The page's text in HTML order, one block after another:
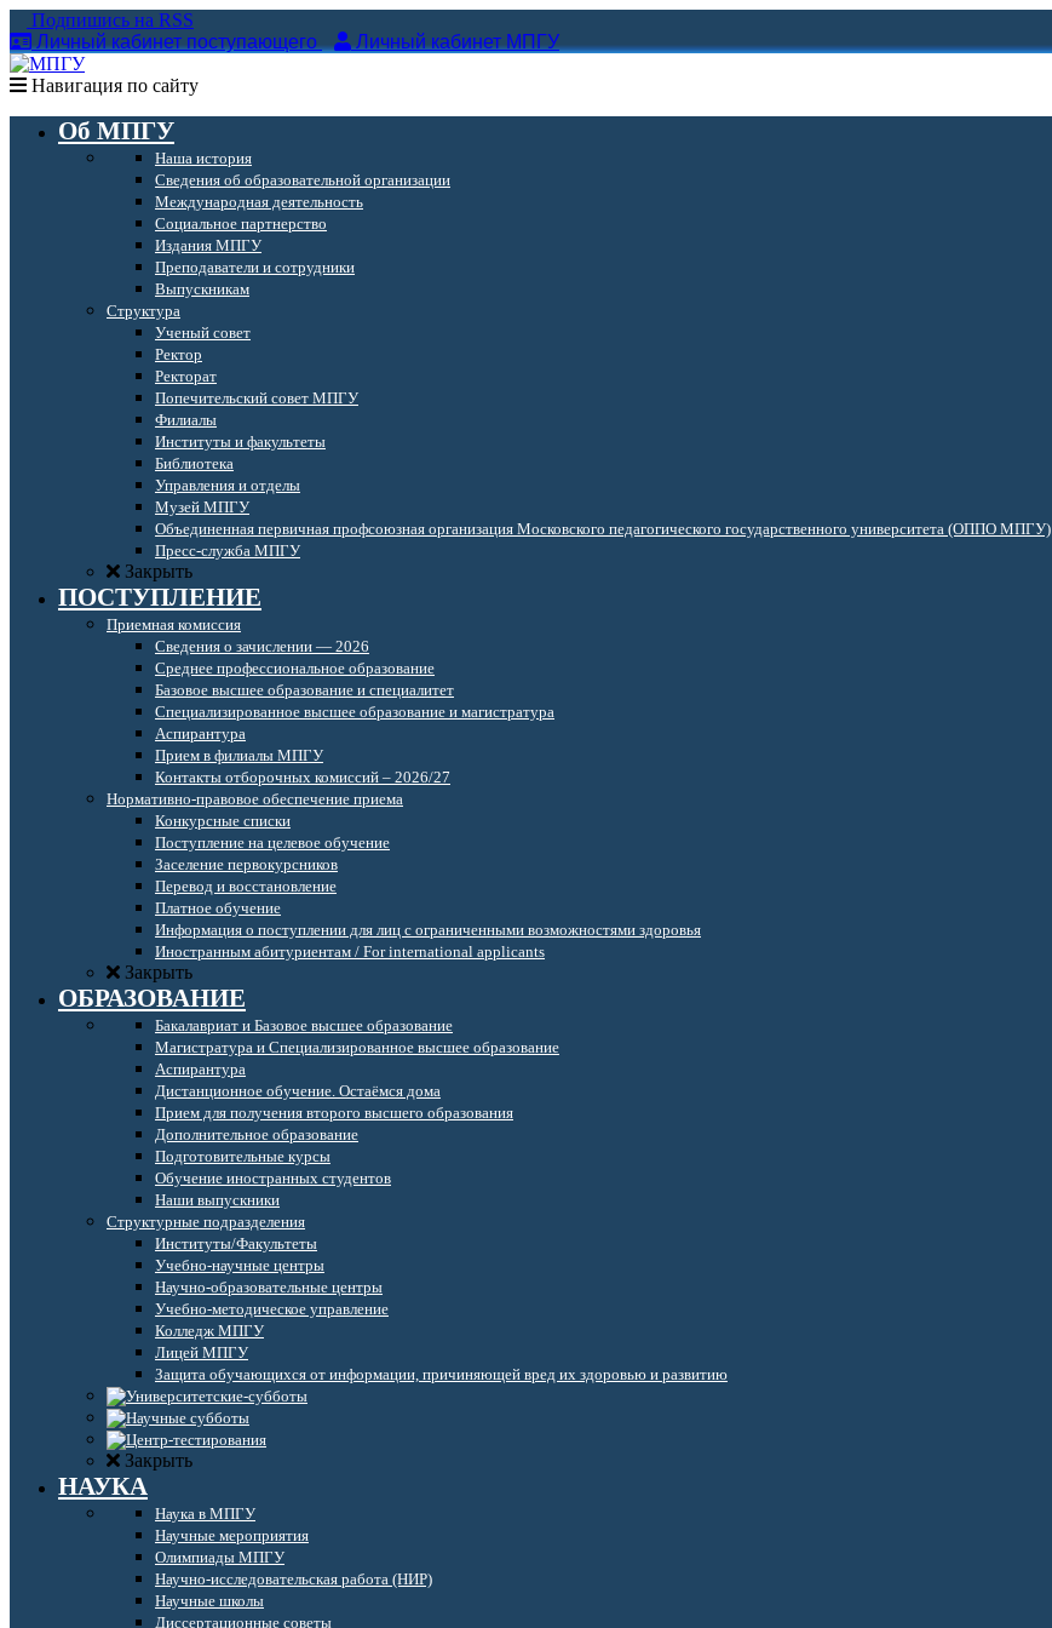
Подпишись на RSS
Личный кабинет поступающего
Личный кабинет МПГУ
Навигация по сайту
Об МПГУ
Наша история
Сведения об образовательной организации
Международная деятельность
Социальное партнерство
Издания МПГУ
Преподаватели и сотрудники
Выпускникам
Структура
Ученый совет
Ректор
Ректорат
Попечительский совет МПГУ
Филиалы
Институты и факультеты
Библиотека
Управления и отделы
Музей МПГУ
Объединенная первичная профсоюзная организация Московского педагогического государственного университета (ОППО МПГУ)
Пресс-служба МПГУ
Закрыть
ПОСТУПЛЕНИЕ
Приемная комиссия
Сведения о зачислении — 2026
Среднее профессиональное образование
Базовое высшее образование и специалитет
Специализированное высшее образование и магистратура
Аспирантура
Прием в филиалы МПГУ
Контакты отборочных комиссий – 2026/27
Нормативно-правовое обеспечение приема
Конкурсные списки
Поступление на целевое обучение
Заселение первокурсников
Перевод и восстановление
Платное обучение
Информация о поступлении для лиц с ограниченными возможностями здоровья
Иностранным абитуриентам / For international applicants
Закрыть
ОБРАЗОВАНИЕ
Бакалавриат и Базовое высшее образование
Магистратура и Специализированное высшее образование
Аспирантура
Дистанционное обучение. Остаёмся дома
Прием для получения второго высшего образования
Дополнительное образование
Подготовительные курсы
Обучение иностранных студентов
Наши выпускники
Структурные подразделения
Институты/Факультеты
Учебно-научные центры
Научно-образовательные центры
Учебно-методическое управление
Колледж МПГУ
Лицей МПГУ
Защита обучающихся от информации, причиняющей вред их здоровью и развитию
Закрыть
НАУКА
Наука в МПГУ
Научные мероприятия
Олимпиады МПГУ
Научно-исследовательская работа (НИР)
Научные школы
Диссертационные советы